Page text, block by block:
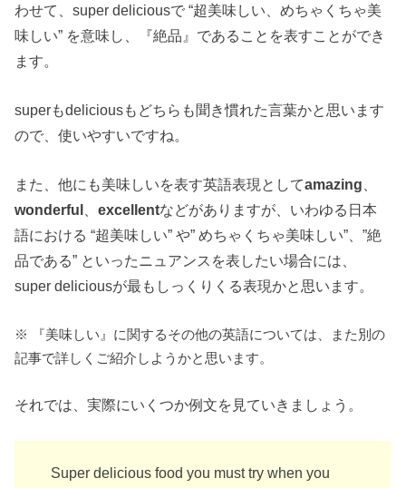
わせて、super deliciousで “超美味しい、めちゃくちゃ美
味しい” を意味し、『絶品』であることを表すことができ
ます。
superもdeliciousもどちらも聞き慣れた言葉かと思います
ので、使いやすいですね。
また、他にも美味しいを表す英語表現としてamazing
wonderful
、excellentなどがありますが、いわゆる日本
語における “超美味しい” や” めちゃくちゃ美味しい”、”絶
品である” といったニュアンスを表したい場合には、
super deliciousが最もしっくりくる表現かと思います。
※ 『美味しい』に関するその他の英語については、また別の
記事で詳しくご紹介しようかと思います。
それでは、実際にいくつか例文を見ていきましょう。
Super delicious food you must try when you